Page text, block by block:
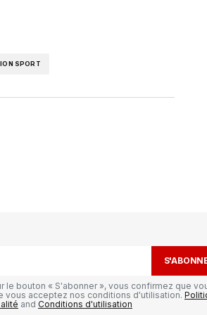
SPORT
le bouton « S'abonner », vous confirmez que
vous acceptez nos conditions d'utilisation.
and Conditions d'utilisation